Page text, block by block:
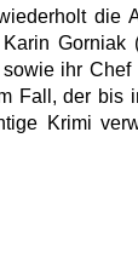
die
Gorniak
ihr Chef
Fall, der bis
Krimi